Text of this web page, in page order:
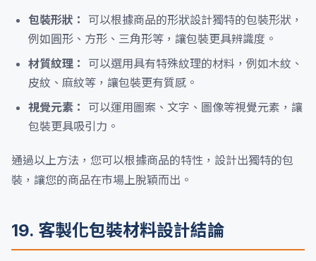
包裝形狀：
可以根據商品的形狀設計獨特的包裝形狀，
例如圓形、方形、三角形等，讓包裝更具辨識度。
材質紋理：
可以選用具有特殊紋理的材料，例如木紋、
皮紋、麻紋等，讓包裝更有質感。
視覺元素：
可以運用圖案、文字、圖像等視覺元素，讓
包裝更具吸引力。
通過以上方法，您可以根據商品的特性，設計出獨特的包
裝，讓您的商品在市場上脫穎而出。
19. 客製化包裝材料設計結論